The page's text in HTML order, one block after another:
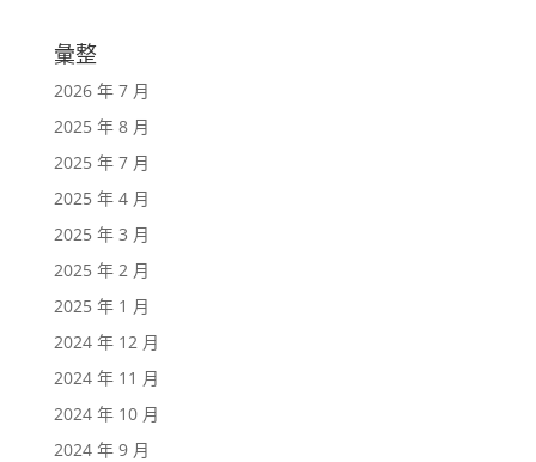
彙整
2026 年 7 月
2025 年 8 月
2025 年 7 月
2025 年 4 月
2025 年 3 月
2025 年 2 月
2025 年 1 月
2024 年 12 月
2024 年 11 月
2024 年 10 月
2024 年 9 月